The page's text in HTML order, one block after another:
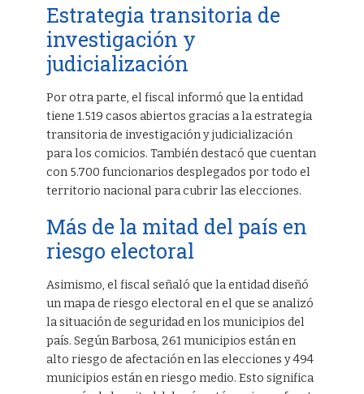
Estrategia transitoria de
investigación y
judicialización
Por otra parte, el fiscal informó que la entidad
tiene 1.519 casos abiertos gracias a la estrategia
transitoria de investigación y judicialización
para los comicios. También destacó que cuentan
con 5.700 funcionarios desplegados por todo el
territorio nacional para cubrir las elecciones.
Más de la mitad del país en
riesgo electoral
Asimismo, el fiscal señaló que la entidad diseñó
un mapa de riesgo electoral en el que se analizó
la situación de seguridad en los municipios del
país. Según Barbosa, 261 municipios están en
alto riesgo de afectación en las elecciones y 494
municipios están en riesgo medio. Esto significa